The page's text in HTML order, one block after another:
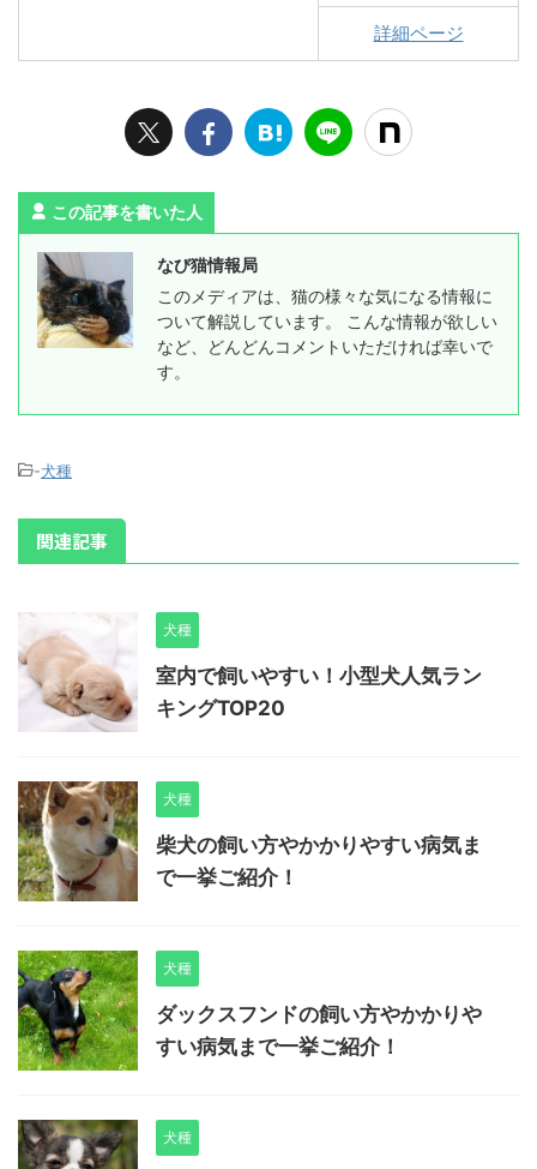
詳細ページ
この記事を書いた人
なび猫情報局
このメディアは、猫の様々な気になる情報に
ついて解説しています。 こんな情報が欲しい
など、どんどんコメントいただければ幸いで
す。
-犬種
関連記事
犬種
室内で飼いやすい！小型犬人気ラン
キングTOP20
犬種
柴犬の飼い方やかかりやすい病気ま
で一挙ご紹介！
犬種
ダックスフンドの飼い方やかかりや
すい病気まで一挙ご紹介！
犬種